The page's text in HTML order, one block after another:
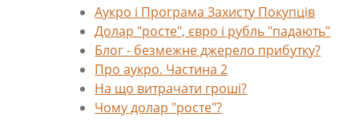
Аукро і Програма Захисту Покупців
Долар "росте", євро і рубль "падають"
Блог - безмежне джерело прибутку?
Про аукро. Частина 2
На що витрачати гроші?
Чому долар "росте"?